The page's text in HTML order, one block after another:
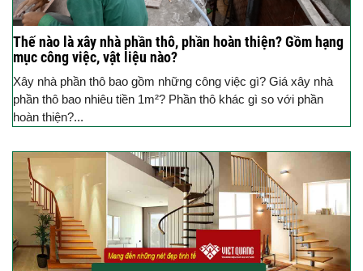
Thế nào là xây nhà phần thô, phần hoàn thiện? Gồm hạng
mục công việc, vật liệu nào?
Xây nhà phần thô bao gồm những công việc gì? Giá xây nhà
phần thô bao nhiêu tiền 1m²? Phần thô khác gì so với phần
hoàn thiện?...